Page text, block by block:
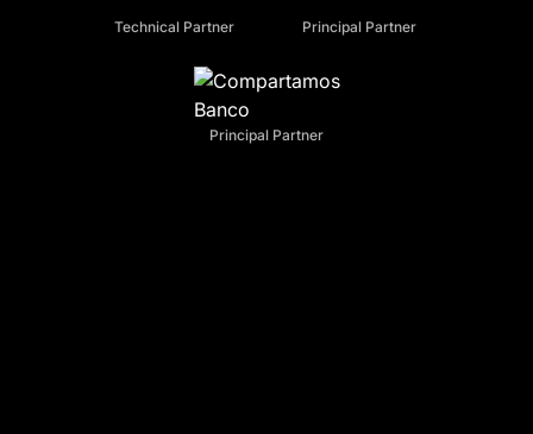
Technical Partner Principal Partner
Principal Partner